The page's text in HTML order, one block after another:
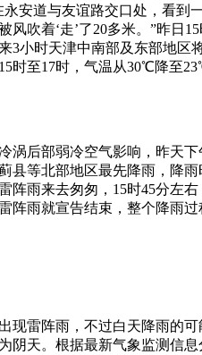
安道与友谊路交口处，看到
风吹着‘走’了20多米。”昨日
3小时天津中南部及东部地区
时至17时，气温从30℃降至
后部弱冷空气影响，昨天下
县等北部地区最先降雨，降
阵雨来去匆匆，15时45分左
阵雨就宣告结束，整个降雨
雷阵雨，不过白天降雨的可
阴天。根据最新气象监测信